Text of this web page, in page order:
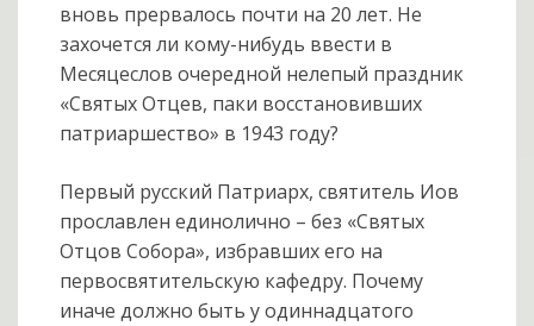
вновь прервалось почти на 20 лет. Не
захочется ли кому-нибудь ввести в
Месяцеслов очередной нелепый праздник
«Святых Отцев, паки восстановивших
патриаршество» в 1943 году?
Первый русский Патриарх, святитель Иов
прославлен единолично – без «Святых
Отцов Собора», избравших его на
первосвятительскую кафедру. Почему
иначе должно быть у одиннадцатого